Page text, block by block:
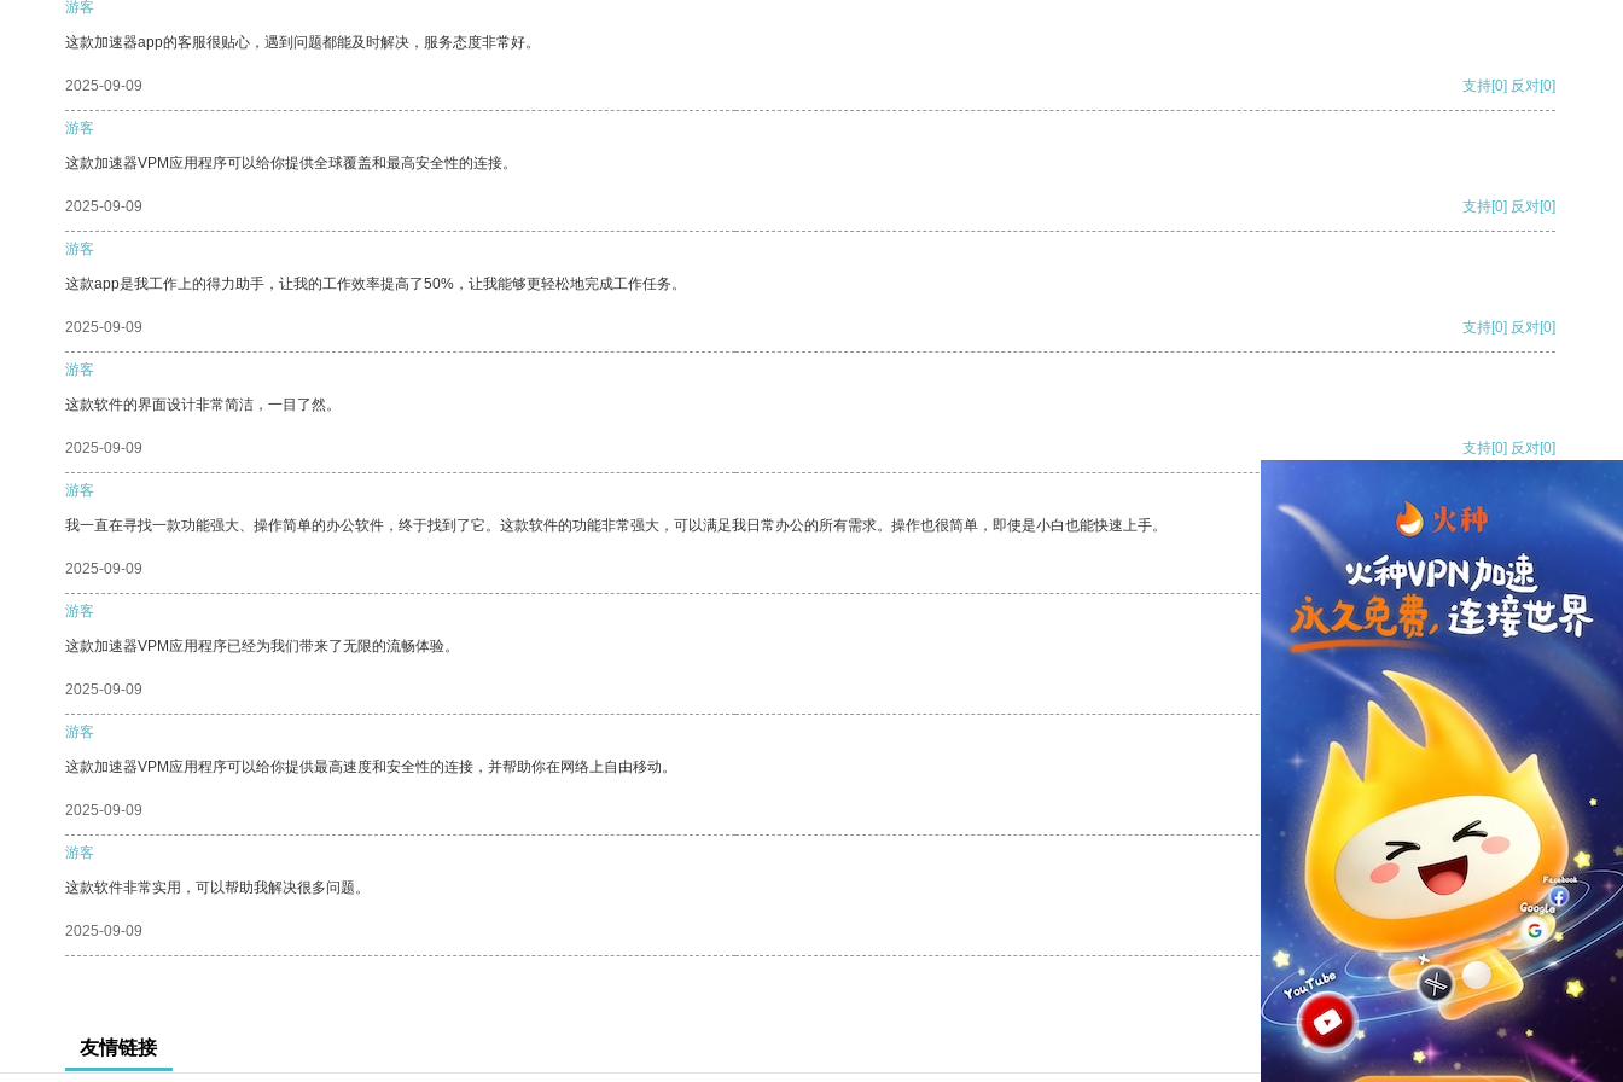
游客
这款加速器app的客服很贴心，遇到问题都能及时解决，服务态度非常好。
2025-09-09 支持[0] 反对[0]
游客
这款加速器VPM应用程序可以给你提供全球覆盖和最高安全性的连接。
2025-09-09 支持[0] 反对[0]
游客
这款app是我工作上的得力助手，让我的工作效率提高了50%，让我能够更轻松地完成工作任务。
2025-09-09 支持[0] 反对[0]
游客
这款软件的界面设计非常简洁，一目了然。
2025-09-09 支持[0] 反对[0]
游客
我一直在寻找一款功能强大、操作简单的办公软件，终于找到了它。这款软件的功能非常强大，可以满足我日常办公的所有需求。操作也很简单，即使是小白也能快速上手。
2025-09-09 支持[0] 反对
游客
这款加速器VPM应用程序已经为我们带来了无限的流畅体验。
2025-09-09 支持
游客
这款加速器VPM应用程序可以给你提供最高速度和安全性的连接，并帮助你在网络上自由移动。
2025-09-09 反对 [0]
游客
这款软件非常实用，可以帮助我解决很多问题。
2025-09-09 支持[0] 反对[0]
友情链接